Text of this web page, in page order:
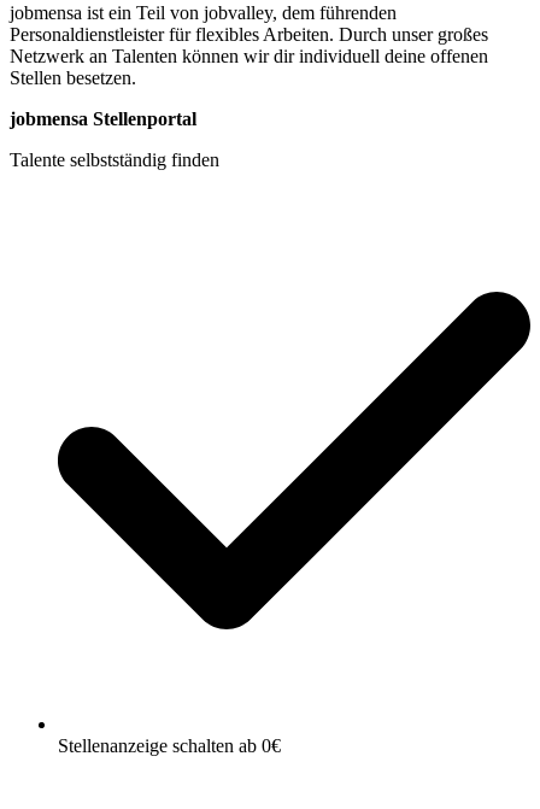
jobmensa ist ein Teil von jobvalley, dem führenden
Personaldienstleister für flexibles Arbeiten. Durch unser großes
Netzwerk an Talenten können wir dir individuell deine offenen
Stellen besetzen.
jobmensa Stellenportal
Talente selbstständig finden
Stellenanzeige schalten ab 0€